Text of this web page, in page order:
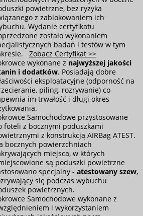
powietrzne, bez ryzyka
z zablokowaniem ich
Wydanie certyfikatu
zostało wykonaniem
badań i testów w tym
Zobacz Certyfikat >>
wykonane z najwyższej jakości
i dodatków. Posiadają dobre
eksploatacyjne (odporność na
piling, rozrywanie) co
im trwałość i długi okres
Samochodowe przystosowane
foteli z bocznymi poduszkami
z konstrukcją AIRBag ATEST.
bocznych powierzchniach
miejsca, w których
są poduszki powietrzne
specjalny - atestowany szew,
się podczas wybuchu
powietrznych.
Samochodowe wykonane z
i wykorzystaniem